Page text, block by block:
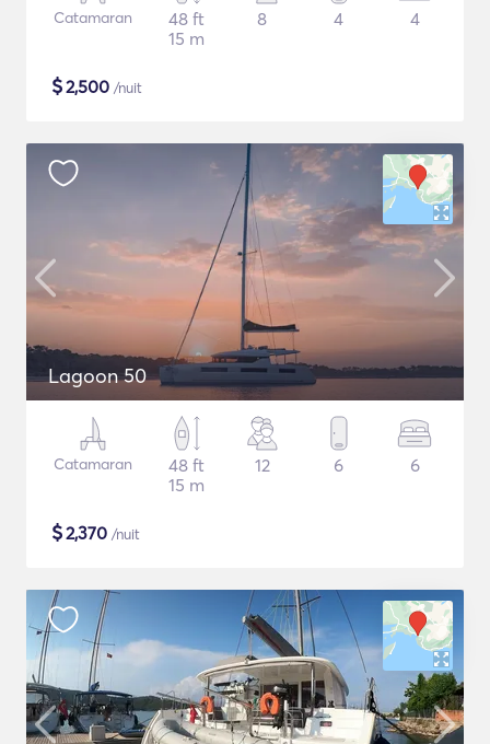
Catamaran
48 ft
15 m
8 4 4
$2,500 /nuit
Lagoon 50
Catamaran
48 ft
15 m
12 6 6
$2,370 /nuit